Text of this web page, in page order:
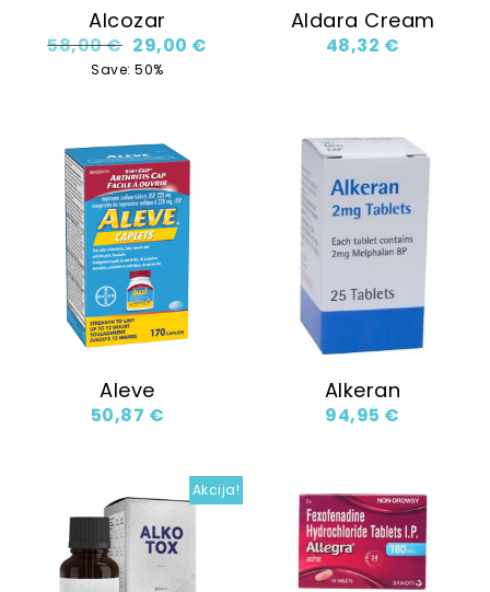
Alcozar
58,00€ Original price was: 58,00 €.
29,00 € Current price is: 29,00 €.
Save: 50%
Aldara Cream
48,32 €
Aleve
50,87 €
Alkeran
94,95 €
Akcija!